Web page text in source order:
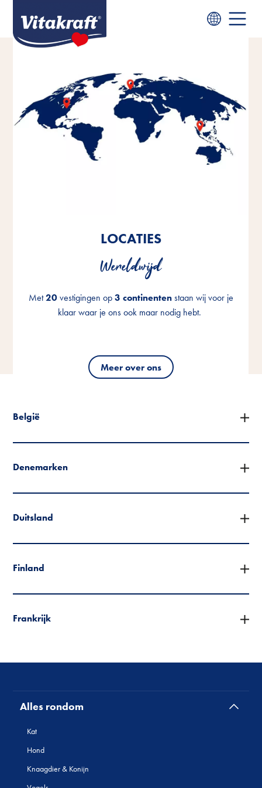
LOCATIES
Wereldwijd
Met20vestigingen op3 continentenstaan wij voor je
klaar waar je ons ook maar nodig hebt.
Meer over ons
LOCATIES
Wereldwijd
Met20vestigingen op3 continentenstaan wij voor je
klaar waar je ons ook maar nodig hebt.
Meer over ons
LOCATIES
Wereldwijd
Met20vestigingen op3 continentenstaan wij voor je
klaar waar je ons ook maar nodig hebt.
Meer over ons
België
Denemarken
Duitsland
Finland
Frankrijk
Alles rondom
Kat
Hond
Knaagdier & Konijn